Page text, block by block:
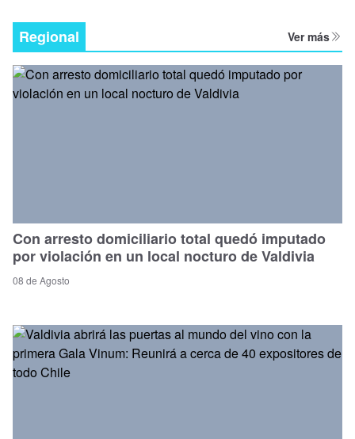
Regional Ver más
Con arresto domiciliario total quedó imputado
por violación en un local nocturo de Valdivia
08 de Agosto